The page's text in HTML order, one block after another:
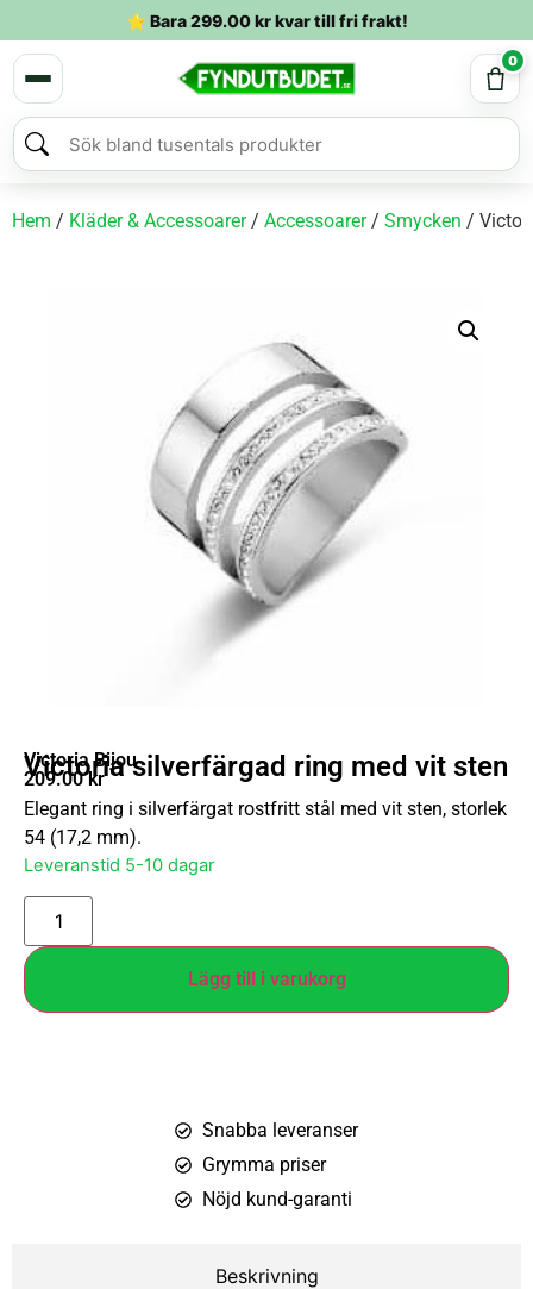
⭐ Bara299.00krkvar till fri frakt!
0
Hem / Kläder & Accessoarer/ Accessoarer/ Smycken /
Victoria Bijou
Victoria silverfärgad ring med vit sten
209.00kr
Elegant ring i silverfärgat rostfritt stål med vit sten, storlek
54 (17,2 mm).
Leveranstid 5-10 dagar
Lägg till i varukorg
Snabba leveranser
Grymma priser
Nöjd kund-garanti
Beskrivning